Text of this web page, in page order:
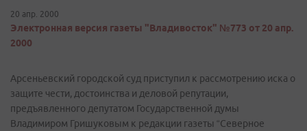
20 апр. 2000
Электронная версия газеты "Владивосток" №773 от 20 апр.
2000
Арсеньевский городской суд приступил к рассмотрению иска о
защите чести, достоинства и деловой репутации,
предъявленного депутатом Государственной думы
Владимиром Гришуковым к редакции газеты “Северное